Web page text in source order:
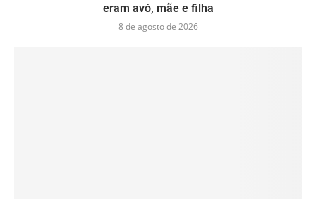
eram avó, mãe e filha
8 de agosto de 2026